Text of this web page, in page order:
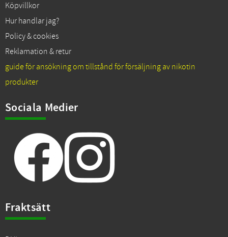
Köpvillkor
Hur handlar jag?
Policy & cookies
Reklamation & retur
guide för ansökning om tillstånd för försäljning av nikotin
produkter
Sociala Medier
Fraktsätt